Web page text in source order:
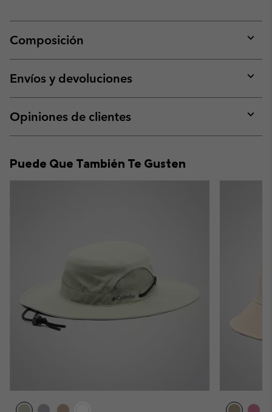
Composición
or
Envíos y devoluciones
or
Opiniones de clientes
or
Puede Que También Te Gusten